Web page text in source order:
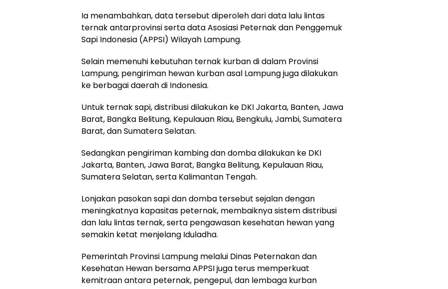
Ia menambahkan, data tersebut diperoleh dari data lalu lintas
ternak antarprovinsi serta data Asosiasi Peternak dan Penggemuk
Sapi Indonesia (APPSI) Wilayah Lampung.
Selain memenuhi kebutuhan ternak kurban di dalam Provinsi
Lampung, pengiriman hewan kurban asal Lampung juga dilakukan
ke berbagai daerah di Indonesia.
Untuk ternak sapi, distribusi dilakukan ke DKI Jakarta, Banten, Jawa
Barat, Bangka Belitung, Kepulauan Riau, Bengkulu, Jambi, Sumatera
Barat, dan Sumatera Selatan.
Sedangkan pengiriman kambing dan domba dilakukan ke DKI
Jakarta, Banten, Jawa Barat, Bangka Belitung, Kepulauan Riau,
Sumatera Selatan, serta Kalimantan Tengah.
Lonjakan pasokan sapi dan domba tersebut sejalan dengan
meningkatnya kapasitas peternak, membaiknya sistem distribusi
dan lalu lintas ternak, serta pengawasan kesehatan hewan yang
semakin ketat menjelang Iduladha.
Pemerintah Provinsi Lampung melalui Dinas Peternakan dan
Kesehatan Hewan bersama APPSI juga terus memperkuat
kemitraan antara peternak, pengepul, dan lembaga kurban